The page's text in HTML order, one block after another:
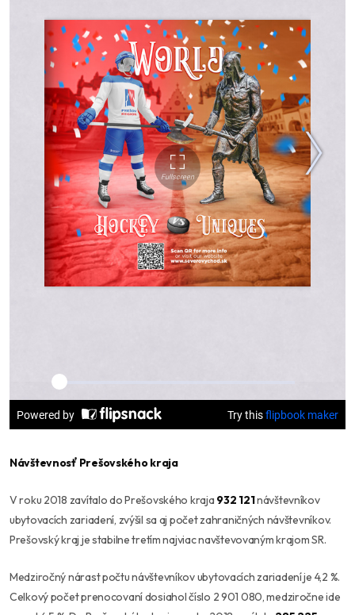
Návštevnosť Prešovského kraja
V roku 2018 zavítalo do Prešovského kraja 932 121návštevníkov
ubytovacích zariadení, zvýšil sa aj počet zahraničných návštevníkov.
Prešovský kraj je stabilne tretím najviac navštevovaným krajom SR.
Medziročný nárast počtu návštevníkov ubytovacích zariadení je 4,2 %.
Celkový počet prenocovaní dosiahol číslo 2 901 080, medziročne ide